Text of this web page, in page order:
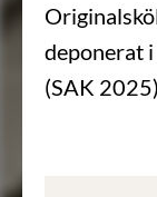
deponerat
(SAK 2025)